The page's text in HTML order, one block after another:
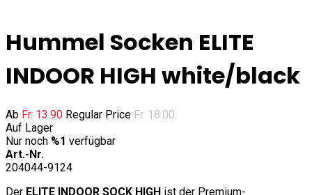
Hummel Socken ELITE
INDOOR HIGH white/black
Ab Fr. 13.90 Regular Price Fr. 18.00
Auf Lager
Nur noch %1 verfügbar
Art.-Nr.
204044-9124
Der ELITE INDOOR SOCK HIGH ist der Premium-